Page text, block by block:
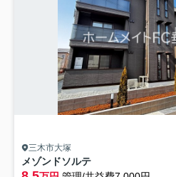
三木市大塚
メゾンドソルテ